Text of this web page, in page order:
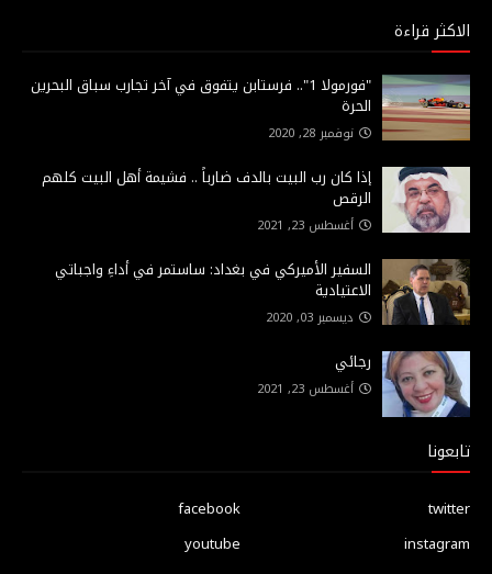
الاكثر قراءة
"فورمولا 1".. فرستابن يتفوق في آخر تجارب سباق البحرين
الحرة
نوفمبر 28, 2020
إذا كان رب البيت بالدف ضارباً .. فشيمة أهل البيت كلهم
الرقص
أغسطس 23, 2021
السفير الأميركي في بغداد: ساستمر في أداءِ واجباتي
الاعتيادية
ديسمبر 03, 2020
رجائي
أغسطس 23, 2021
تابعونا
facebook
twitter
youtube
instagram